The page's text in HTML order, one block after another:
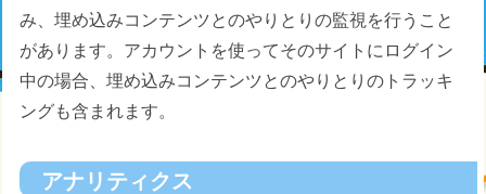
み、埋め込みコンテンツとのやりとりの監視を行うこと
があります。アカウントを使ってそのサイトにログイン
中の場合、埋め込みコンテンツとのやりとりのトラッキ
ングも含まれます。
アナリティクス